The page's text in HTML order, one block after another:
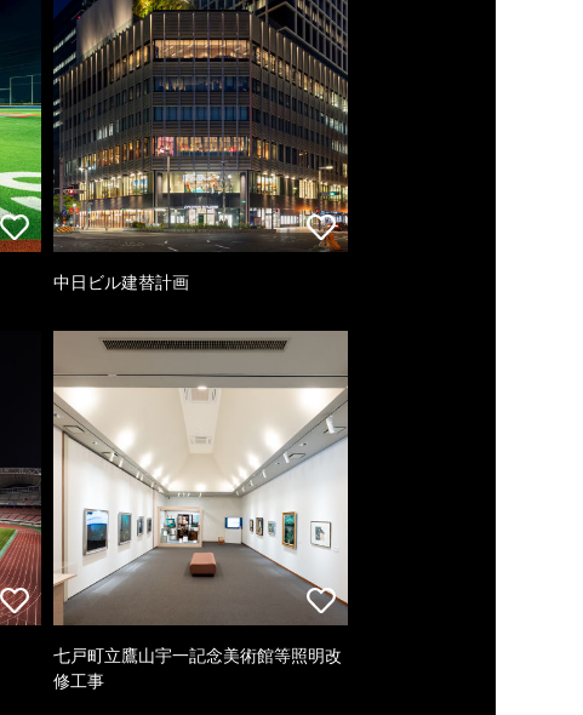
中日ビル建替計画
七戸町立鷹山宇一記念美術館等照明改
修工事